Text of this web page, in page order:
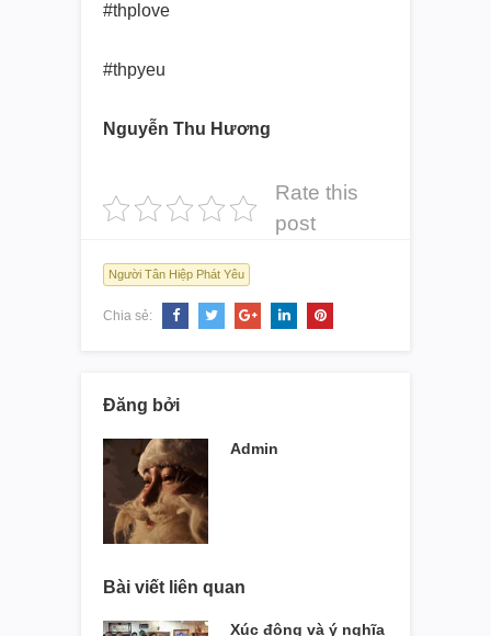
#thplove
#thpyeu
Nguyễn Thu Hương
Rate this
post
Người Tân Hiệp Phát Yêu
Chia sẻ:
Đăng bởi
Admin
Bài viết liên quan
Xúc động và ý nghĩa